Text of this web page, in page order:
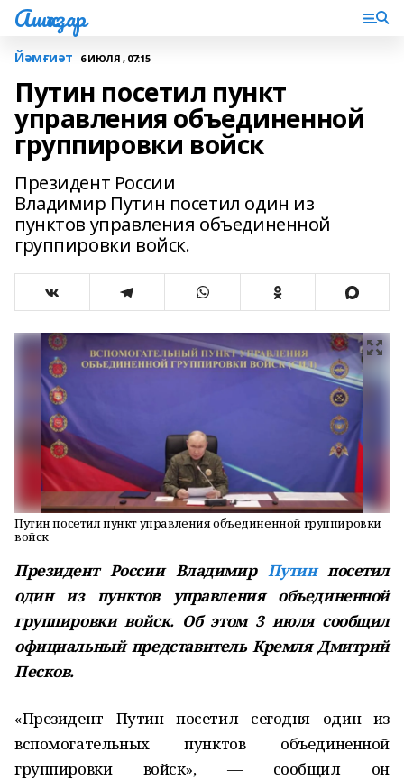
Ашҡаҙар
Йәмғиәт 6 ИЮЛЯ , 07:15
Путин посетил пункт
управления объединенной
группировки войск
Президент России
Владимир Путин посетил один из
пунктов управления объединенной
группировки войск.
Путин посетил пункт управления объединенной группировки
войск
Президент России Владимир Путинпосетил
один из пунктов управления объединенной
группировки войск. Об этом 3 июля сообщил
официальный представитель Кремля Дмитрий
Песков.
«Президент Путин посетил сегодня один из
вспомогательных пунктов объединенной
группировки войск», — сообщил он